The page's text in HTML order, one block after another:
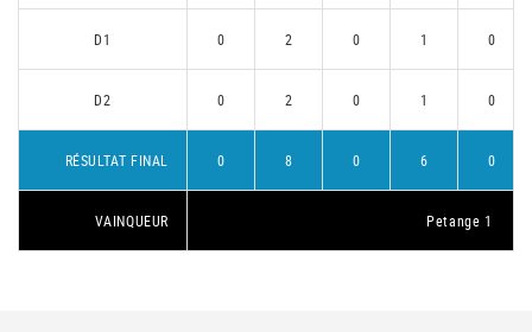
D1 0 2 0 1 0
D2 0 2 0 1 0
RÉSULTAT FINAL 0 8 0 6 0
VAINQUEUR Petange 1